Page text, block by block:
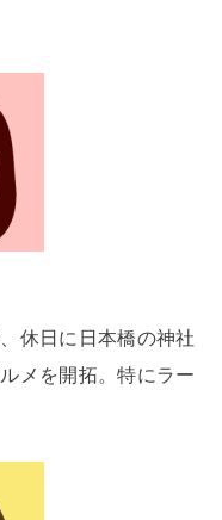
休日に日本橋の神社
メを開拓。特にラー